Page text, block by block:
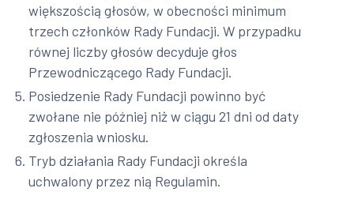
większością głosów, w obecności minimum
trzech członków Rady Fundacji. W przypadku
równej liczby głosów decyduje głos
Przewodniczącego Rady Fundacji.
Posiedzenie Rady Fundacji powinno być
zwołane nie później niż w ciągu 21 dni od daty
zgłoszenia wniosku.
Tryb działania Rady Fundacji określa
uchwalony przez nią Regulamin.